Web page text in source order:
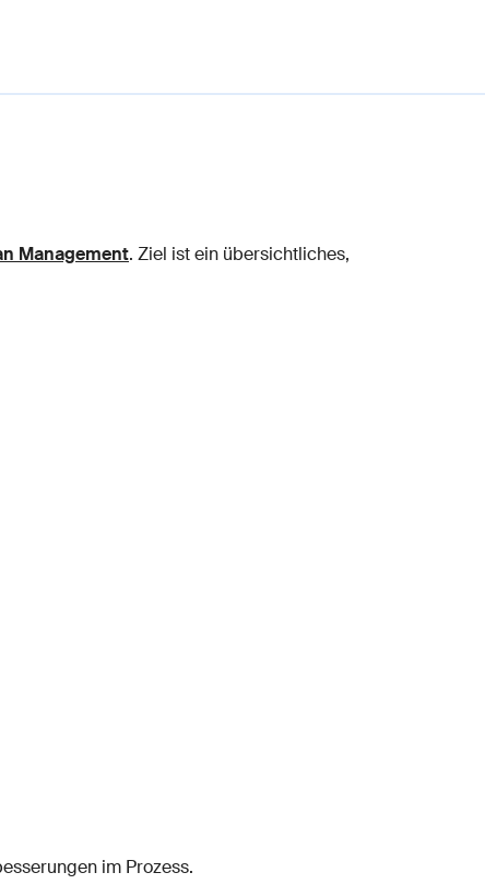
Management. Ziel ist ein übersichtliches,
im Prozess.